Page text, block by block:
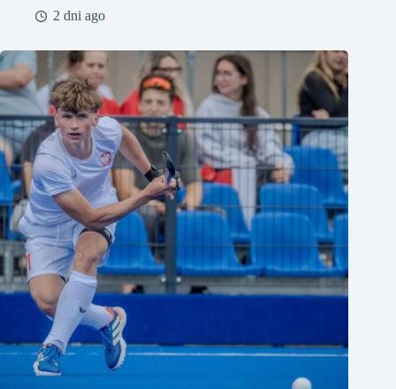
2 dni ago